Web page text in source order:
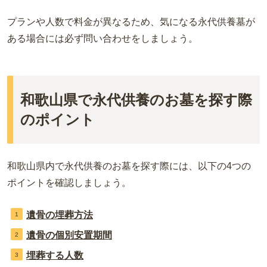
プランや人数で料金が異なるため、気になる永代供養墓が
ある場合には必ず問い合わせをしましょう。
和歌山県で永代供養のお墓を探す際
のポイント
和歌山県内で永代供養のお墓を探す際には、以下の4つの
ポイントを確認しましょう。
遺骨の埋葬方法
遺骨の個別安置期間
埋葬する人数